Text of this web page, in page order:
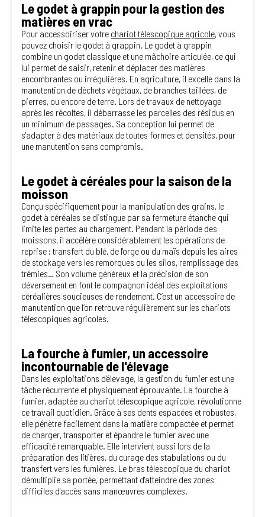
Le godet à grappin pour la gestion des
matières en vrac
Pour accessoiriser votre chariot télescopique agricole, vous
pouvez choisir le godet à grappin. Le godet à grappin
combine un godet classique et une mâchoire articulée, ce qui
lui permet de saisir, retenir et déplacer des matières
encombrantes ou irrégulières. En agriculture, il excelle dans la
manutention de déchets végétaux, de branches taillées, de
pierres, ou encore de terre. Lors de travaux de nettoyage
après les récoltes, il débarrasse les parcelles des résidus en
un minimum de passages. Sa conception lui permet de
s'adapter à des matériaux de toutes formes et densités, pour
une manutention sans compromis.
Le godet à céréales pour la saison de la
moisson
Conçu spécifiquement pour la manipulation des grains, le
godet à céréales se distingue par sa fermeture étanche qui
limite les pertes au chargement. Pendant la période des
moissons, il accélère considérablement les opérations de
reprise : transfert du blé, de l'orge ou du maïs depuis les aires
de stockage vers les remorques ou les silos, remplissage des
trémies… Son volume généreux et la précision de son
déversement en font le compagnon idéal des exploitations
céréalières soucieuses de rendement. C’est un accessoire de
manutention que l’on retrouve régulièrement sur les chariots
télescopiques agricoles.
La fourche à fumier, un accessoire
incontournable de l'élevage
Dans les exploitations d'élevage, la gestion du fumier est une
tâche récurrente et physiquement éprouvante. La fourche à
fumier, adaptée au chariot télescopique agricole, révolutionne
ce travail quotidien. Grâce à ses dents espacées et robustes,
elle pénètre facilement dans la matière compactée et permet
de charger, transporter et épandre le fumier avec une
efficacité remarquable. Elle intervient aussi lors de la
préparation des litières, du curage des stabulations ou du
transfert vers les fumières. Le bras télescopique du chariot
démultiplie sa portée, permettant d'atteindre des zones
difficiles d'accès sans manœuvres complexes.